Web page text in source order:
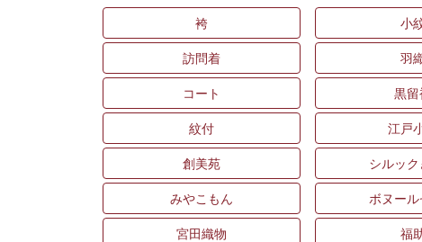
袴 小
訪問着 羽
コート 黒留
紋付 江戸
創美苑 シルッ
みやこもん ボヌー
宮田織物 福